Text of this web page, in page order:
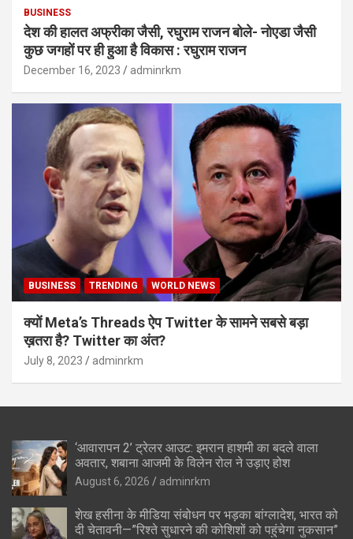
BUSINESS
देश की हालत अफ्रीका जैसी, रघुराम राजन बोले- नोएडा जैसी
कुछ जगहों पर ही हुआ है विकास : रघुराम राजन
December 16, 2023 adminrkm
BUSINESS TRENDING WORLD NEWS
क्यों Meta’s Threads ऐप Twitter के सामने सबसे बड़ा
ख़तरा है? Twitter का अंत?
July 8, 2023 adminrkm
‘आवारापन 2’ ट्रेलर आउट: इमरान हाशमी का बदले वाला
अवतार, शबाना आजमी के विलेन रोल ने उड़ाए होश
August 6, 2026 adminrkm
शेख हसीना के मीडिया संबोधन पर भड़का बांग्लादेश, भारत को
दी चेतावनी—”रिश्ते सुधारने की कोशिशों को पहुंचेगा नुकसान”